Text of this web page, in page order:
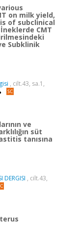
on milk yield,
of subclinical
CMT
Subklinik
, cilt.43, sa.1,
ve
süt
tanısına
DERGISI , cilt.43,